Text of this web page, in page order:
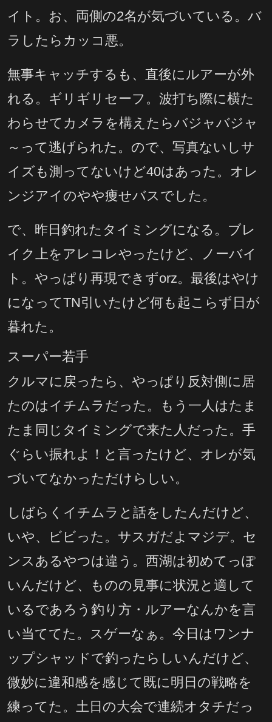
イト。お、両側の2名が気づいている。バ
ラしたらカッコ悪。
無事キャッチするも、直後にルアーが外
れる。ギリギリセーフ。波打ち際に横た
わらせてカメラを構えたらバジャバジャ
～って逃げられた。ので、写真ないしサ
イズも測ってないけど40はあった。オレ
ンジアイのやや痩せバスでした。
で、昨日釣れたタイミングになる。ブレ
イク上をアレコレやったけど、ノーバイ
ト。やっぱり再現できずorz。最後はやけ
になってTN引いたけど何も起こらず日が
暮れた。
スーパー若手
クルマに戻ったら、やっぱり反対側に居
たのはイチムラだった。もう一人はたま
たま同じタイミングで来た人だった。手
ぐらい振れよ！と言ったけど、オレが気
づいてなかっただけらしい。
しばらくイチムラと話をしたんだけど、
いや、ビビった。サスガだよマジデ。セ
ンスあるやつは違う。西湖は初めてっぽ
いんだけど、ものの見事に状況と適して
いるであろう釣り方・ルアーなんかを言
い当ててた。スゲーなぁ。今日はワンナ
ップシャッドで釣ったらしいんだけど、
微妙に違和感を感じて既に明日の戦略を
練ってた。土日の大会で連続オタチだっ